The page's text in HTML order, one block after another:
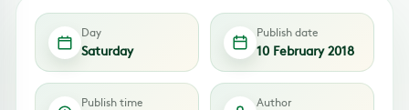
Day
Saturday
Publish date
10 February 2018
Publish time Author